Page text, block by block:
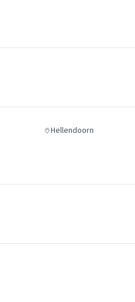
Hellendoorn